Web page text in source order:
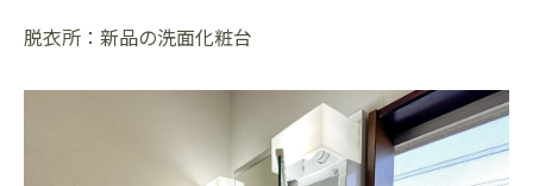
脱衣所：新品の洗面化粧台